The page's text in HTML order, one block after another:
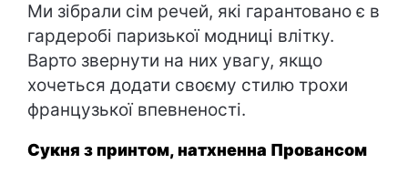
Ми зібрали сім речей, які гарантовано є в
гардеробі паризької модниці влітку.
Варто звернути на них увагу, якщо
хочеться додати своєму стилю трохи
французької впевненості.
Сукня з принтом, натхненна Провансом